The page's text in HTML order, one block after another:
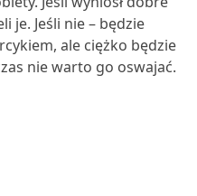
je. Jeśli nie – będzie
ale ciężko będzie
nie warto go oswajać.